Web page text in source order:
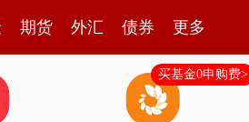
期货 外汇 债券 更多
买基金0申购费>